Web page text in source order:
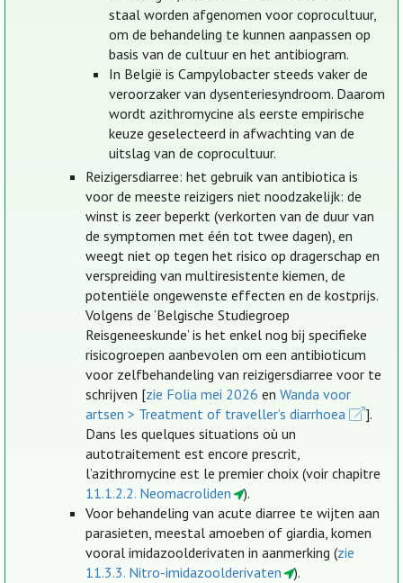
staal worden afgenomen voor coprocultuur,
om de behandeling te kunnen aanpassen op
basis van de cultuur en het antibiogram.
In België is Campylobacter steeds vaker de
veroorzaker van dysenteriesyndroom. Daarom
wordt azithromycine als eerste empirische
keuze geselecteerd in afwachting van de
uitslag van de coprocultuur.
Reizigersdiarree: het gebruik van antibiotica is
voor de meeste reizigers niet noodzakelijk: de
winst is zeer beperkt (verkorten van de duur van
de symptomen met één tot twee dagen), en
weegt niet op tegen het risico op dragerschap en
verspreiding van multiresistente kiemen, de
potentiële ongewenste effecten en de kostprijs.
Volgens de ‘Belgische Studiegroep
Reisgeneeskunde’ is het enkel nog bij specifieke
risicogroepen aanbevolen om een antibioticum
voor zelfbehandeling van reizigersdiarree voor te
schrijven [zie Folia mei 2026 en Wanda voor
artsen > Treatment of traveller’s diarrhoea
].
Dans les quelques situations où un
autotraitement est encore prescrit,
l’azithromycine est le premier choix (voir chapitre
11.1.2.2. Neomacroliden
).
Voor behandeling van acute diarree te wijten aan
parasieten, meestal amoeben of giardia, komen
vooral imidazoolderivaten in aanmerking (zie
11.3.3. Nitro-imidazoolderivaten
).